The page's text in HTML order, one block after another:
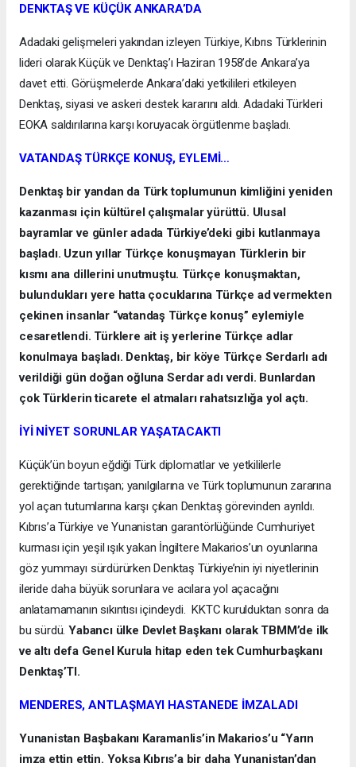
DENKTAŞ VE KÜÇÜK ANKARA’DA
Adadaki gelişmeleri yakından izleyen Türkiye, Kıbrıs Türklerinin
lideri olarak Küçük ve Denktaş’ı Haziran 1958’de Ankara’ya
davet etti. Görüşmelerde Ankara’daki yetkilileri etkileyen
Denktaş, siyasi ve askeri destek kararını aldı. Adadaki Türkleri
EOKA saldırılarına karşı koruyacak örgütlenme başladı.
VATANDAŞ TÜRKÇE KONUŞ, EYLEMİ…
Denktaş bir yandan da Türk toplumunun kimliğini yeniden
kazanması için kültürel çalışmalar yürüttü. Ulusal
bayramlar ve günler adada Türkiye’deki gibi kutlanmaya
başladı. Uzun yıllar Türkçe konuşmayan Türklerin bir
kısmı ana dillerini unutmuştu. Türkçe konuşmaktan,
bulundukları yere hatta çocuklarına Türkçe ad vermekten
çekinen insanlar “vatandaş Türkçe konuş” eylemiyle
cesaretlendi. Türklere ait iş yerlerine Türkçe adlar
konulmaya başladı. Denktaş, bir köye Türkçe Serdarlı adı
verildiği gün doğan oğluna Serdar adı verdi. Bunlardan
çok Türklerin ticarete el atmaları rahatsızlığa yol açtı.
İYİ NİYET SORUNLAR YAŞATACAKTI
Küçük’ün boyun eğdiği Türk diplomatlar ve yetkililerle
gerektiğinde tartışan; yanılgılarına ve Türk toplumunun zararına
yol açan tutumlarına karşı çıkan Denktaş görevinden ayrıldı.
Kıbrıs’a Türkiye ve Yunanistan garantörlüğünde Cumhuriyet
kurması için yeşil ışık yakan İngiltere Makarios’un oyunlarına
göz yummayı sürdürürken Denktaş Türkiye’nin iyi niyetlerinin
ileride daha büyük sorunlara ve acılara yol açacağını
anlatamamanın sıkıntısı içindeydi. KKTC kurulduktan sonra da
bu sürdü.Yabancı ülke Devlet Başkanı olarak TBMM’de ilk
ve altı defa Genel Kurula hitap eden tek Cumhurbaşkanı
Denktaş’TI.
MENDERES, ANTLAŞMAYI HASTANEDE İMZALADI
Yunanistan Başbakanı Karamanlis’in Makarios’u “Yarın
imza ettin ettin. Yoksa Kıbrıs’a bir daha Yunanistan’dan